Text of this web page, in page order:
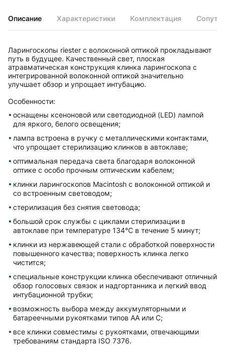
Описание Характеристики Комплектация
Ларингоскопы riester с волоконной оптикой прокладывают
путь в будущее. Качественный свет, плоская
атравматическая конструкция клинка ларингоскопа с
интегрированной волоконной оптикой значительно
улучшает обзор и упрощает интубацию.
Особенности:
оснащены ксеноновой или светодиодной (LED) лампой
для яркого, белого освещения;
лампа встроена в ручку с металлическими контактами,
что упрощает стерилизацию клинков в автоклаве;
оптимальная передача света благодаря волоконной
оптике с особо прочным оптическим кабелем;
клинки ларингоскопов Macintosh с волоконной оптикой и
со встроенным световодом;
стерилизация без снятия световода;
большой срок службы с циклами стерилизации в
автоклаве при температуре 134°C в течение 5 минут;
клинки из нержавеющей стали с обработкой поверхности
повышенного качества; поверхность клинка легко
чистится;
специальные конструкции клинка обеспечивают отличный
обзор голосовых связок и надгортанника и легкий ввод
интубационной трубки;
возможность выбора между аккумуляторными и
батареечными рукоятками типов AA или C;
все клинки совместимы с рукоятками, отвечающими
требованиям стандарта ISO 7376.